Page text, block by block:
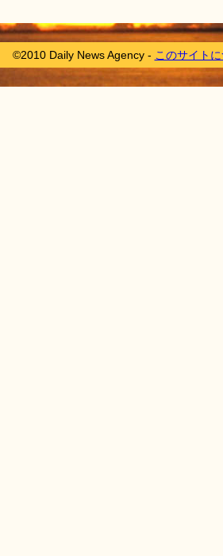
©2010 Daily News Agency - このサイト